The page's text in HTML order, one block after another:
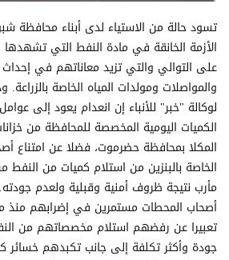
تسود حالة من الاستياء لدى أبناء محافظة
الأزمة الخانقة في مادة النفط التي تشهدها
على التوالي والتي تزيد معاناتهم في
والمواصلات ومولدات المياه الخاصة
لوكالة "خبر" للأنباء إن انعدام يعود إلى
الكميات اليومية المخصصة للمحافظة من
المكلا بمحافظة حضرموت، فضلا عن امتناع
الخاصة بالبنزين من استلام كميات من
مأرب نتيجة ظروف أمنية وقبلية ولعدم
أصحاب المحطات مستمرين في إضرابهم منذ
تعبيرا عن رفضهم استلام مخصصاتهم من
جودة وأكثر تكلفة إلى جانب تكبدهم خسائر